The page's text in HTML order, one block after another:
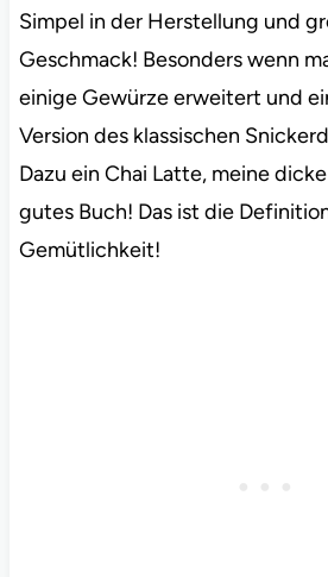
Simpel in der Herstellung und
Geschmack! Besonders wenn
einige Gewürze erweitert und
Version des klassischen
Dazu ein Chai Latte, meine
gutes Buch! Das ist die
Gemütlichkeit!